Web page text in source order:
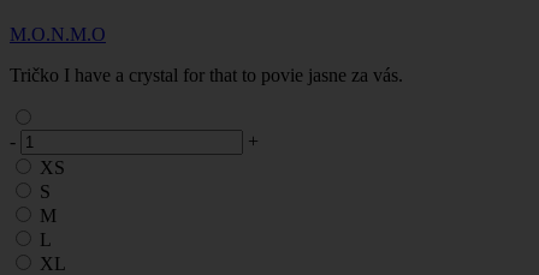
M.O.N.M.O
Tričko I have a crystal for that to povie jasne za vás.
-
+
XS
S
M
L
XL